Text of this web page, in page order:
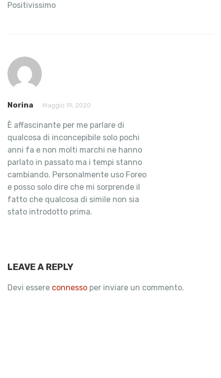
Positivissimo
Norina Maggio 19, 2020
È affascinante per me parlare di
qualcosa di inconcepibile solo pochi
anni fa e non molti marchi ne hanno
parlato in passato ma i tempi stanno
cambiando. Personalmente uso Foreo
e posso solo dire che mi sorprende il
fatto che qualcosa di simile non sia
stato introdotto prima.
LEAVE A REPLY
Devi essere connesso per inviare un commento.